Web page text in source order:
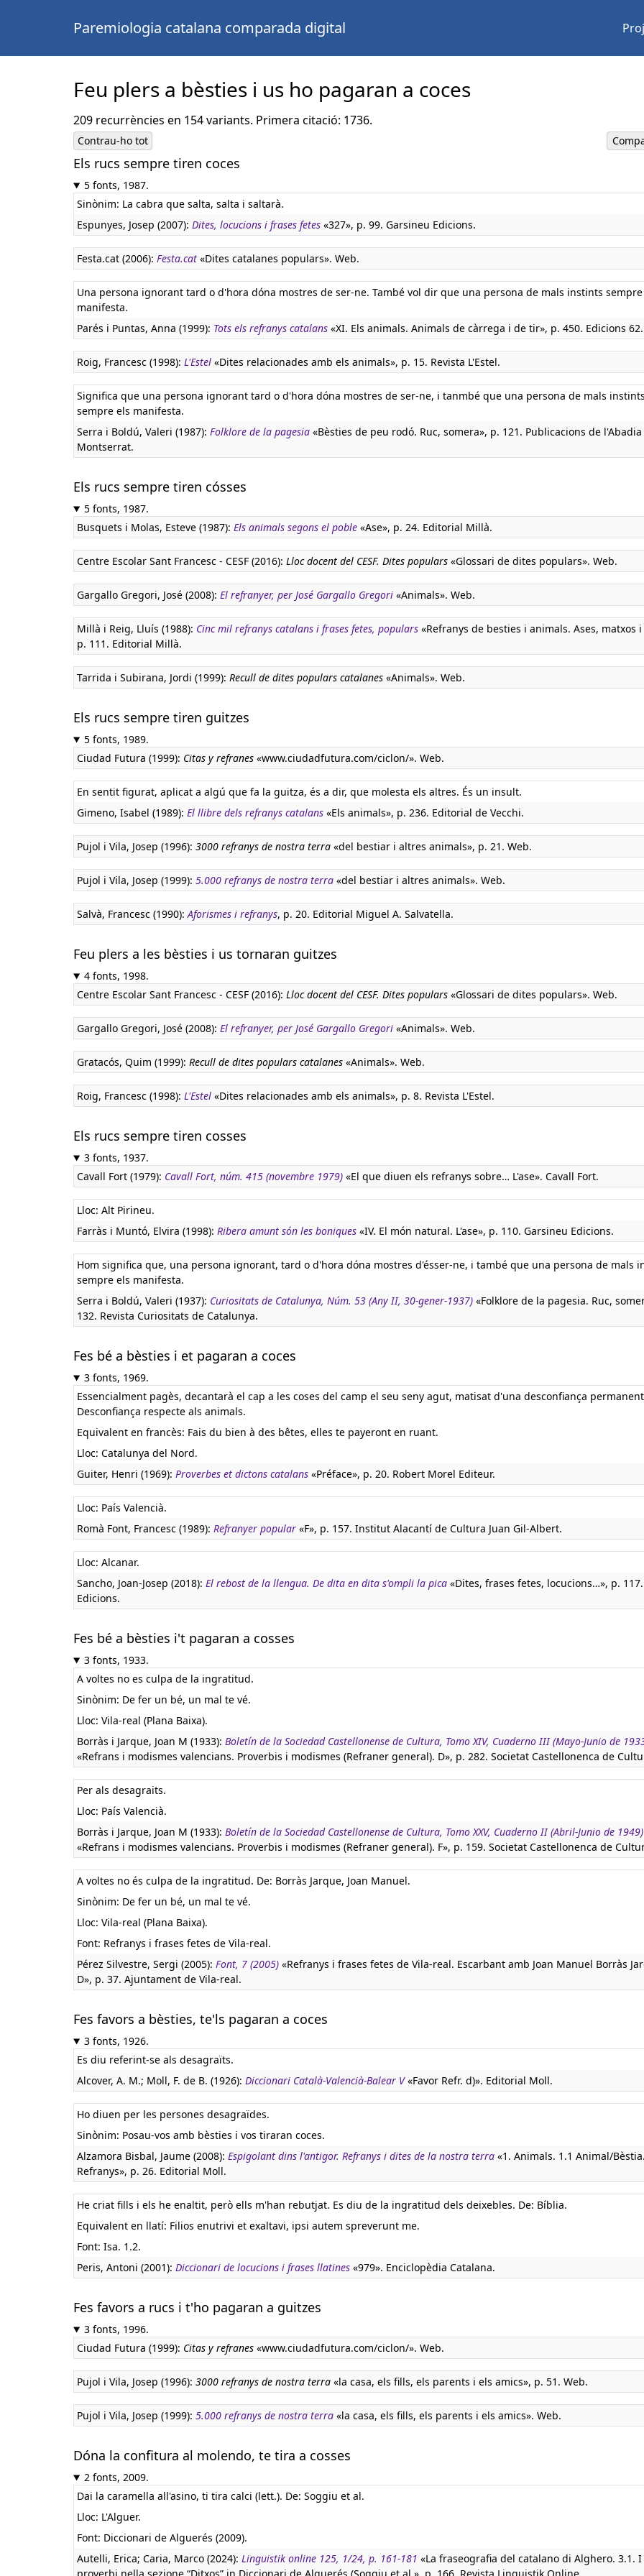
Paremiologia catalana comparada digital
Feu plers a bèsties i us ho pagaran a coces
209 recurrències en 154 variants. Primera citació: 1736.
Contrau-ho tot
Els rucs sempre tiren coces
5 fonts, 1987.
Sinònim: La cabra que salta, salta i saltarà.
Espunyes, Josep (2007): Dites, locucions i frases fetes «327», p. 99. Garsineu Edicions.
Festa.cat (2006): Festa.cat «Dites catalanes populars». Web.
Una persona ignorant tard o d'hora dóna mostres de ser-ne. També vol dir que una persona de mals instints sempre
manifesta.
Parés i Puntas, Anna (1999): Tots els refranys catalans «XI. Els animals. Animals de càrrega i de tir», p. 450. Edicions 62.
Roig, Francesc (1998): L'Estel «Dites relacionades amb els animals», p. 15. Revista L'Estel.
Significa que una persona ignorant tard o d'hora dóna mostres de ser-ne, i tanmbé que una persona de mals instints
sempre els manifesta.
Serra i Boldú, Valeri (1987): Folklore de la pagesia «Bèsties de peu rodó. Ruc, somera», p. 121. Publicacions de
Montserrat.
Els rucs sempre tiren cósses
5 fonts, 1987.
Busquets i Molas, Esteve (1987): Els animals segons el poble «Ase», p. 24. Editorial Millà.
Centre Escolar Sant Francesc - CESF (2016): Lloc docent del CESF. Dites populars «Glossari de dites populars». Web.
Gargallo Gregori, José (2008): El refranyer, per José Gargallo Gregori «Animals». Web.
Millà i Reig, Lluís (1988): Cinc mil refranys catalans i frases fetes, populars «Refranys de besties i animals. Ases, matxos
p. 111. Editorial Millà.
Tarrida i Subirana, Jordi (1999): Recull de dites populars catalanes «Animals». Web.
Els rucs sempre tiren guitzes
5 fonts, 1989.
Ciudad Futura (1999): Citas y refranes «www.ciudadfutura.com/ciclon/». Web.
En sentit figurat, aplicat a algú que fa la guitza, és a dir, que molesta els altres. És un insult.
Gimeno, Isabel (1989): El llibre dels refranys catalans «Els animals», p. 236. Editorial de Vecchi.
Pujol i Vila, Josep (1996): 3000 refranys de nostra terra «del bestiar i altres animals», p. 21. Web.
Pujol i Vila, Josep (1999): 5.000 refranys de nostra terra «del bestiar i altres animals». Web.
Salvà, Francesc (1990):Aforismes i refranys, p. 20. Editorial Miguel A. Salvatella.
Feu plers a les bèsties i us tornaran guitzes
4 fonts, 1998.
Centre Escolar Sant Francesc - CESF (2016): Lloc docent del CESF. Dites populars «Glossari de dites populars». Web.
Gargallo Gregori, José (2008): El refranyer, per José Gargallo Gregori «Animals». Web.
Gratacós, Quim (1999): Recull de dites populars catalanes «Animals». Web.
Roig, Francesc (1998): L'Estel «Dites relacionades amb els animals», p. 8. Revista L'Estel.
Els rucs sempre tiren cosses
3 fonts, 1937.
Cavall Fort (1979): Cavall Fort, núm. 415 (novembre 1979) «El que diuen els refranys sobre… L'ase». Cavall Fort.
Lloc: Alt Pirineu.
Farràs i Muntó, Elvira (1998): Ribera amunt són les boniques «IV. El món natural. L'ase», p. 110. Garsineu Edicions.
Hom significa que, una persona ignorant, tard o d'hora dóna mostres d'ésser-ne, i també que una persona de mals
sempre els manifesta.
Serra i Boldú, Valeri (1937): Curiositats de Catalunya, Núm. 53 (Any II, 30-gener-1937) «Folklore de la pagesia. Ruc,
132. Revista Curiositats de Catalunya.
Fes bé a bèsties i et pagaran a coces
3 fonts, 1969.
Essencialment pagès, decantarà el cap a les coses del camp el seu seny agut, matisat d'una desconfiança
Desconfiança respecte als animals.
Equivalent en francès: Fais du bien à des bêtes, elles te payeront en ruant.
Lloc: Catalunya del Nord.
Guiter, Henri (1969): Proverbes et dictons catalans «Préface», p. 20. Robert Morel Editeur.
Lloc: País Valencià.
Romà Font, Francesc (1989): Refranyer popular «F», p. 157. Institut Alacantí de Cultura Juan Gil-Albert.
Lloc: Alcanar.
Sancho, Joan-Josep (2018): El rebost de la llengua. De dita en dita s'ompli la pica «Dites, frases fetes, locucions…», p.
Edicions.
Fes bé a bèsties i't pagaran a cosses
3 fonts, 1933.
A voltes no es culpa de la ingratitud.
Sinònim: De fer un bé, un mal te vé.
Lloc: Vila-real (Plana Baixa).
Borràs i Jarque, Joan M (1933): Boletín de la Sociedad Castellonense de Cultura, Tomo XIV, Cuaderno III (Mayo-Junio de
«Refrans i modismes valencians. Proverbis i modismes (Refraner general). D», p. 282. Societat Castellonenca de
Per als desagraits.
Lloc: País Valencià.
Borràs i Jarque, Joan M (1933): Boletín de la Sociedad Castellonense de Cultura, Tomo XXV, Cuaderno II (Abril-Junio de 1949)
«Refrans i modismes valencians. Proverbis i modismes (Refraner general). F», p. 159. Societat Castellonenca de
A voltes no és culpa de la ingratitud. De: Borràs Jarque, Joan Manuel.
Sinònim: De fer un bé, un mal te vé.
Lloc: Vila-real (Plana Baixa).
Font: Refranys i frases fetes de Vila-real.
Pérez Silvestre, Sergi (2005): Font, 7 (2005) «Refranys i frases fetes de Vila-real. Escarbant amb Joan Manuel Borràs
D», p. 37. Ajuntament de Vila-real.
Fes favors a bèsties, te'ls pagaran a coces
3 fonts, 1926.
Es diu referint-se als desagraïts.
Alcover, A. M.; Moll, F. de B. (1926): Diccionari Català-Valencià-Balear V«Favor Refr. d)». Editorial Moll.
Ho diuen per les persones desagraïdes.
Sinònim: Posau-vos amb bèsties i vos tiraran coces.
Alzamora Bisbal, Jaume (2008): Espigolant dins l'antigor. Refranys i dites de la nostra terra «1. Animals. 1.1 Animal/Bèstia.
Refranys», p. 26. Editorial Moll.
He criat fills i els he enaltit, però ells m'han rebutjat. Es diu de la ingratitud dels deixebles. De: Bíblia.
Equivalent en llatí: Filios enutrivi et exaltavi, ipsi autem spreverunt me.
Font: Isa. 1.2.
Peris, Antoni (2001): Diccionari de locucions i frases llatines «979». Enciclopèdia Catalana.
Fes favors a rucs i t'ho pagaran a guitzes
3 fonts, 1996.
Ciudad Futura (1999): Citas y refranes «www.ciudadfutura.com/ciclon/». Web.
Pujol i Vila, Josep (1996): 3000 refranys de nostra terra «la casa, els fills, els parents i els amics», p. 51. Web.
Pujol i Vila, Josep (1999): 5.000 refranys de nostra terra «la casa, els fills, els parents i els amics». Web.
Dóna la confitura al molendo, te tira a cosses
2 fonts, 2009.
Dai la caramella all'asino, ti tira calci (lett.). De: Soggiu et al.
Lloc: L'Alguer.
Font: Diccionari de Alguerés (2009).
Autelli, Erica; Caria, Marco (2024): Linguistik online 125, 1/24, p. 161-181 «La fraseografia del catalano di Alghero. 3.1. I